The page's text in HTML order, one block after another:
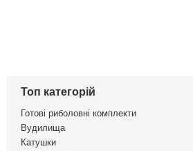
Топ категорій
Готові риболовні комплекти
Вудилища
Катушки